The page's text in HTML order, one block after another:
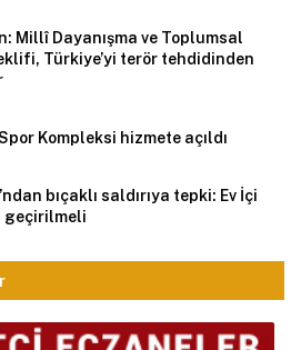
Millî Dayanışma ve Toplumsal
Türkiye’yi terör tehdidinden
Kompleksi hizmete açıldı
bıçaklı saldırıya tepki: Ev İçi
geçirilmeli